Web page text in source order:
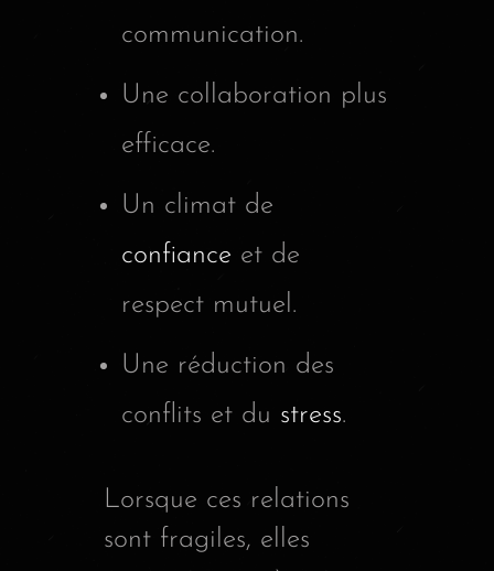
communication.
Une collaboration plus
efficace.
Un climat de
confiance et de
respect mutuel.
Une réduction des
conflits et du stress.
Lorsque ces relations
sont fragiles, elles